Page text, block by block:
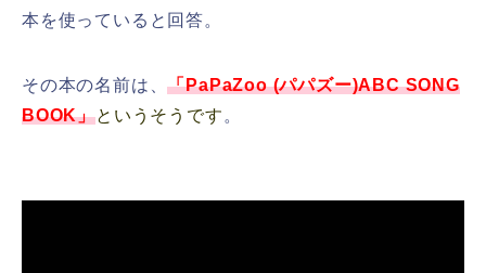
本を使っていると回答。
その本の名前は、「PaPaZoo (パパズー)ABC SONG
BOOK」というそうです 。